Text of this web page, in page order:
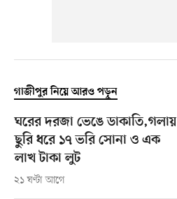
গাজীপুর নিয়ে আরও পড়ুন
ঘরের দরজা ভেঙে ডাকাতি,গলায়
ছুরি ধরে ১৭ ভরি সোনা ও এক
লাখ টাকা লুট
২১ ঘণ্টা আগে